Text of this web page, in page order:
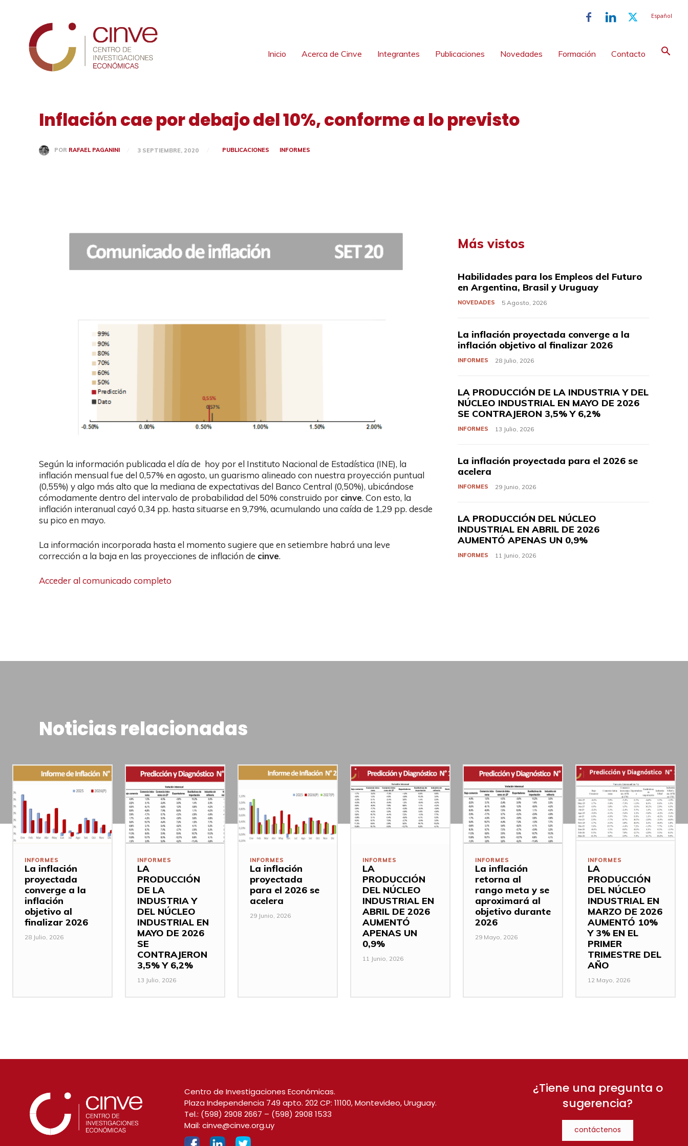
Español
Inicio Acerca de Cinve Integrantes Publicaciones Novedades Formación Contacto
Inflación cae por debajo del 10%, conforme a lo previsto
POR RAFAEL PAGANINI 3 SEPTIEMBRE, 2020 PUBLICACIONES INFORMES
Según la información publicada el día de hoy por el Instituto Nacional de Estadística (INE), la
inflación mensual fue del 0,57% en agosto, un guarismo alineado con nuestra proyección puntual
(0,55%) y algo más alto que la mediana de expectativas del Banco Central (0,50%), ubicándose
cómodamente dentro del intervalo de probabilidad del 50% construido por cinve. Con esto, la
inflación interanual cayó 0,34 pp. hasta situarse en 9,79%, acumulando una caída de 1,29 pp. desde
su pico en mayo.
La información incorporada hasta el momento sugiere que en setiembre habrá una leve
corrección a la baja en las proyecciones de inflación de cinve.
Acceder al comunicado completo
Más vistos
Habilidades para los Empleos del Futuro
en Argentina, Brasil y Uruguay
NOVEDADES 5 Agosto, 2026
La inflación proyectada converge a la
inflación objetivo al finalizar 2026
INFORMES 28 Julio, 2026
LA PRODUCCIÓN DE LA INDUSTRIA Y DEL
NÚCLEO INDUSTRIAL EN MAYO DE 2026
SE CONTRAJERON 3,5% Y 6,2%
INFORMES 13 Julio, 2026
La inflación proyectada para el 2026 se
acelera
INFORMES 29 Junio, 2026
LA PRODUCCIÓN DEL NÚCLEO
INDUSTRIAL EN ABRIL DE 2026
AUMENTÓ APENAS UN 0,9%
INFORMES 11 Junio, 2026
Noticias relacionadas
INFORMES
La inflación
proyectada
converge a la
inflación
objetivo al
finalizar 2026
28 Julio, 2026
INFORMES
LA
PRODUCCIÓN
DE LA
INDUSTRIA Y
DEL NÚCLEO
INDUSTRIAL EN
MAYO DE 2026
SE
CONTRAJERON
3,5% Y 6,2%
13 Julio, 2026
INFORMES
La inflación
proyectada
para el 2026 se
acelera
29 Junio, 2026
INFORMES
LA
PRODUCCIÓN
DEL NÚCLEO
INDUSTRIAL EN
ABRIL DE 2026
AUMENTÓ
APENAS UN
0,9%
11 Junio, 2026
INFORMES
La inflación
retorna al
rango meta y se
aproximará al
objetivo durante
2026
29 Mayo, 2026
INFORMES
LA
PRODUCCIÓN
DEL NÚCLEO
INDUSTRIAL EN
MARZO DE 2026
AUMENTÓ 10%
Y 3% EN EL
PRIMER
TRIMESTRE DEL
AÑO
12 Mayo, 2026
Centro de Investigaciones Económicas.
Plaza Independencia 749 apto. 202 CP: 11100, Montevideo, Uruguay.
Tel.: (598) 2908 2667 – (598) 2908 1533
Mail: cinve@cinve.org.uy
¿Tiene una pregunta o
sugerencia?
contáctenos